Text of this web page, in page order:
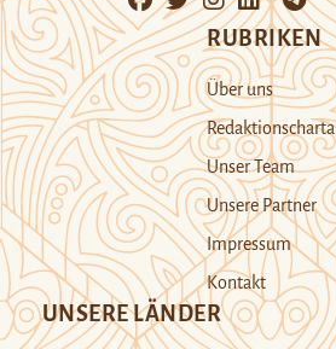
RUBRIKEN
Über uns
Redaktionscharta
Unser Team
Unsere Partner
Impressum
Kontakt
UNSERE LÄNDER